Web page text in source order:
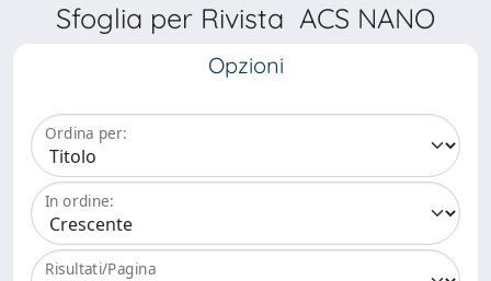
Sfoglia per Rivista ACS NANO
Opzioni
Ordina per:
In ordine:
Risultati/Pagina